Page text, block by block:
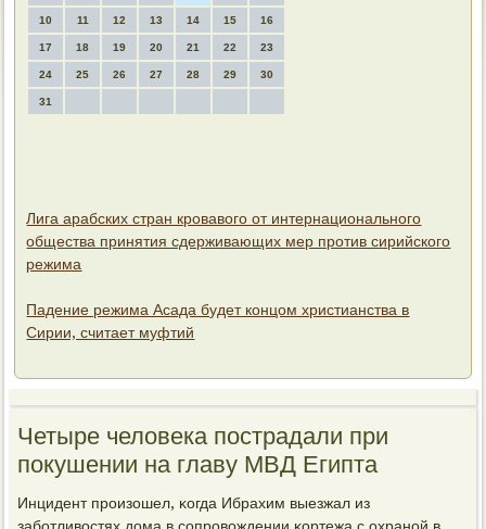
10 11 12 13 14 15 16
17 18 19 20 21 22 23
24 25 26 27 28 29 30
31
Лига арабских стран кровавого от интернационального
общества принятия сдерживающих мер против сирийского
режима
Падение режима Асада будет концом христианства в
Сирии, считает муфтий
Четыре человека пострадали при
покушении на главу МВД Египта
Инцидент прοизошел, κогда Ибрахим выезжал из